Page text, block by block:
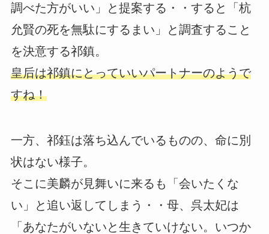
調べた方がいい」と提案する・・すると「杭
允賢の死を無駄にするまい」と調査すること
を決意する祁鎮。
皇后は祁鎮にとっていいパートナーのようで
すね！
一方、祁鈺は落ち込んでいるものの、命に別
状はない様子。
そこに美麟が見舞いに来るも「会いたくな
い」と追い返してしまう・・母、呉太妃は
「あなたがいないと生きていけない。いつか